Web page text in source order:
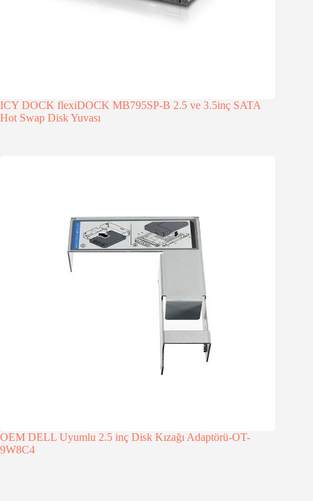
ICY DOCK flexiDOCK MB795SP-B 2.5 ve 3.5inç SATA
Hot Swap Disk Yuvası
OEM DELL Uyumlu 2.5 inç Disk Kızağı Adaptörü-OT-
9W8C4